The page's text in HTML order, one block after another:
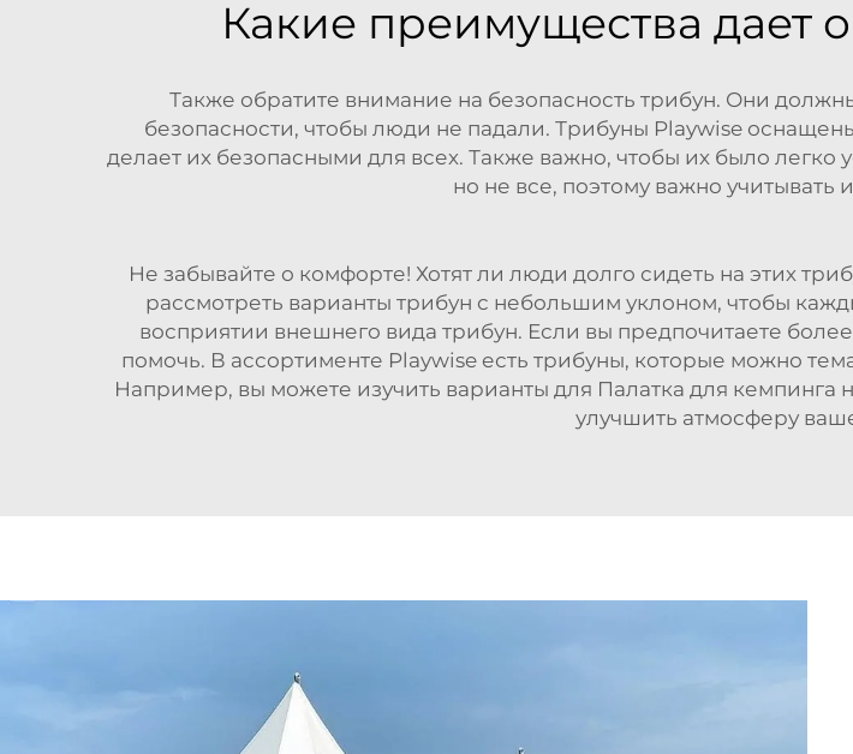
Какие преимущества дает
Также обратите внимание на безопасность трибун. Они
безопасности, чтобы люди не падали. Трибуны Playwise
делает их безопасными для всех. Также важно, чтобы их было
но не все, поэтому важно
Не забывайте о комфорте! Хотят ли люди долго сидеть на этих
рассмотреть варианты трибун с небольшим уклоном, чтобы
восприятии внешнего вида трибун. Если вы предпочитаете
помочь. В ассортименте Playwise есть трибуны, которые можно
Например, вы можете изучить варианты для Палатка для кемпинга
улучшить атмосферу